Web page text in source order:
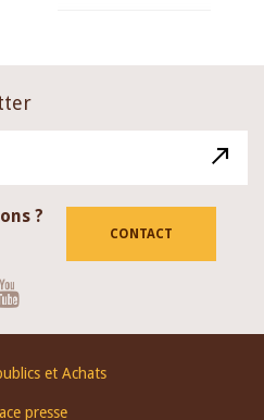
?
CONTACT
et Achats
presse